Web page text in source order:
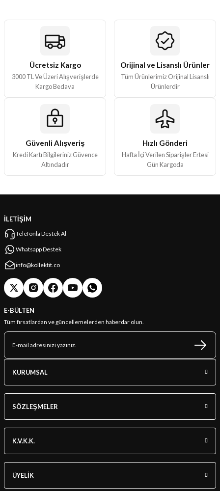
Ücretsiz Kargo
3000 TL Ve Üzeri Alışverişlerde
Kargo Bedava
Orijinal ve Lisanslı Ürünler
Tüm Ürünlerimiz Orijinal Lisanslı
Ürünlerdir
Güvenli Alışveriş
Kredi Kartı Bilgileriniz Güvence
Altındadır
Hızlı Gönderi
Hafta İçi Verilen Siparişler Ertesi
Gün Kargoda
İLETİŞİM
Telefonla Destek Al
Whatsapp Destek
info@kollektit.co
E-BÜLTEN
Tüm fırsatlardan ve güncellemelerden haberdar olun.
KURUMSAL
SÖZLEŞMELER
K.V.K.K.
ÜYELİK